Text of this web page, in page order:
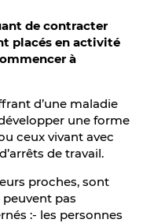
de contracter
placés en activité
à
d’une maladie
une forme
ceux vivant avec
de travail.
proches, sont
peuvent pas
:- les personnes